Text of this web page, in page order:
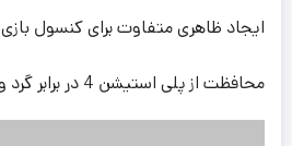
ایجاد ظاهری متفاوت برای کنسول بازی PlayStation 4
محافظت از پلی استیشن 4 در برابر گرد و خاک، خط و خش